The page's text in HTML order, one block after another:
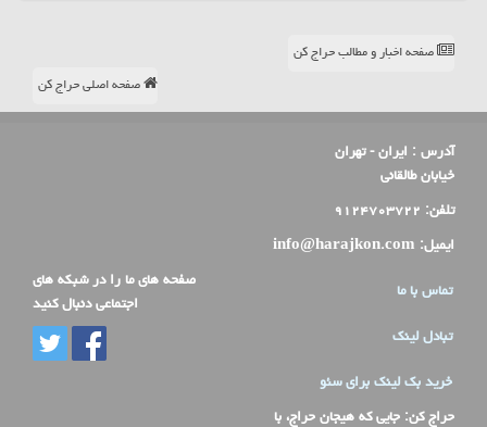
صفحه اخبار و مطالب حراج کن
صفحه اصلی حراج کن
آدرس : ایران - تهران
خیابان طالقانی
تلفن: ۹۱۲۴۷۰۳۷۲۲
ایمیل: info@harajkon.com
تماس با ما
تبادل لینک
خرید بک لینک برای سئو
حراج کن: جایی که هیجان حراج، با
صفحه های ما را در شبکه های
اجتماعی دنبال کنید